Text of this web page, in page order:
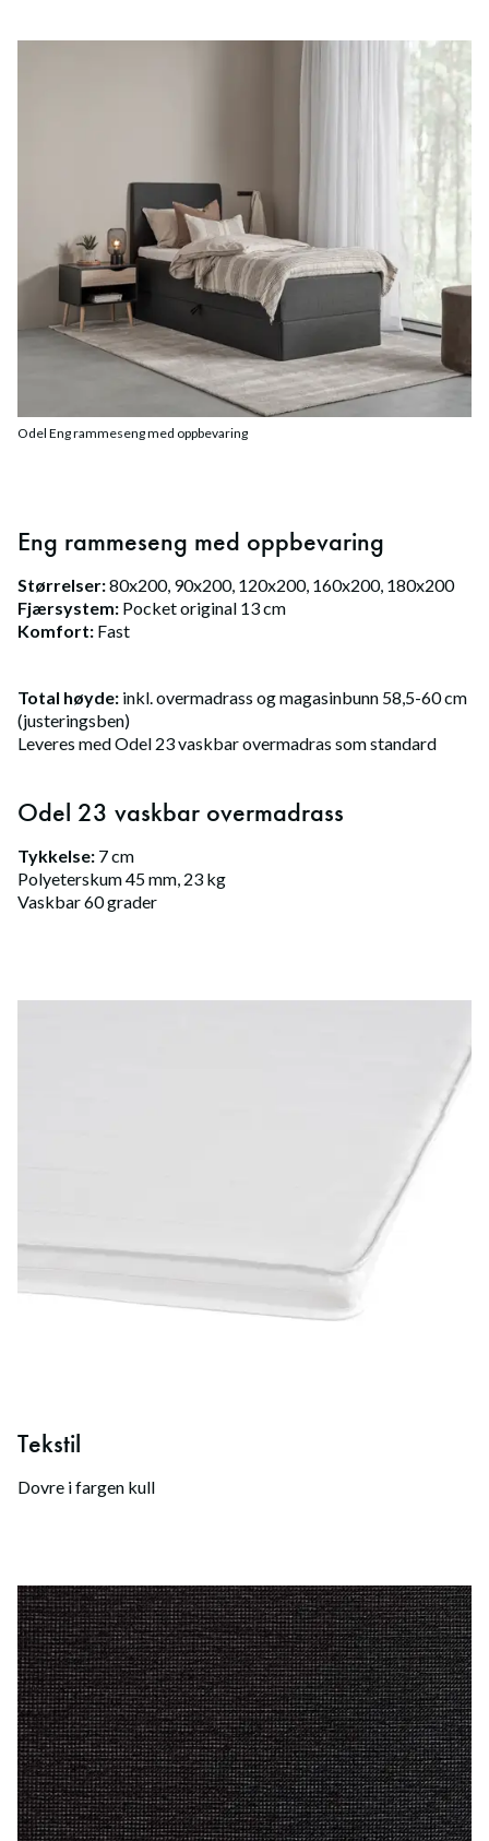
Odel Eng rammeseng med oppbevaring
Eng rammeseng med oppbevaring
Størrelser:80x200, 90x200, 120x200, 160x200, 180x200
Fjærsystem: Pocket original 13 cm
Komfort: Fast
Total høyde: inkl. overmadrass og magasinbunn 58,5-60 cm
(justeringsben)
Leveres med Odel 23 vaskbar overmadras som standard
Odel 23 vaskbar overmadrass
Tykkelse: 7 cm
Polyeterskum 45 mm, 23 kg
Vaskbar 60 grader
Tekstil
Dovre i fargen kull